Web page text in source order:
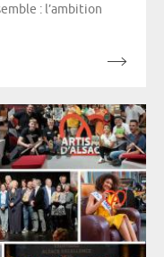
: l’ambition